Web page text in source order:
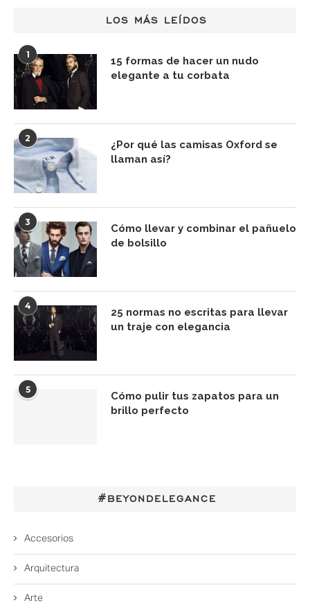
LOS MÁS LEÍDOS
1
15 formas de hacer un nudo
elegante a tu corbata
2
¿Por qué las camisas Oxford se
llaman así?
3
Cómo llevar y combinar el pañuelo
de bolsillo
4
25 normas no escritas para llevar
un traje con elegancia
5
Cómo pulir tus zapatos para un
brillo perfecto
#BEYONDELEGANCE
Accesorios
Arquitectura
Arte